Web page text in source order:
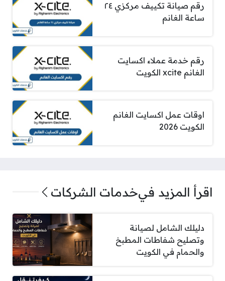
رقم صيانة تكييف مركزي ٢٤
ساعة الغانم
رقم خدمة عملاء اكسايت
الغانم xcite الكويت
اوقات عمل اكسايت الغانم
الكويت 2026
اقرأ المزيد فيخدمات الشركات
دليلك الشامل لصيانة
وتصليح شفاطات المطبخ
والحمام في الكويت